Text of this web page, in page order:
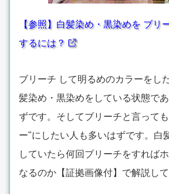
【参照】白髪染め・黒染めを ブリ
するには？
ブリーチ して明るめのカラーをし
髪染め・黒染めをしている状態で
ずです。そしてブリーチと言って
ー"にしたい人も多いはずです。白
していたら何回ブリーチをすれば
なるのか【証拠画像付】で解説し